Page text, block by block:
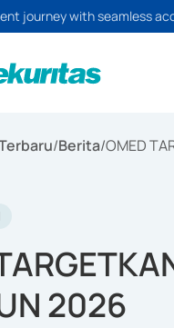
journey with seamless
/Berita/OMED
2026